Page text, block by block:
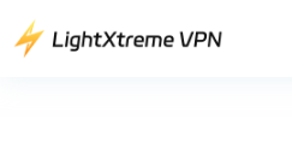
Перейти